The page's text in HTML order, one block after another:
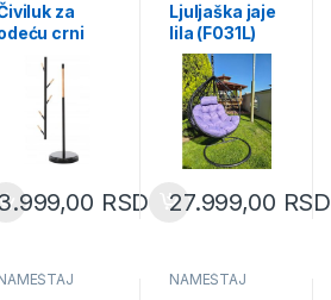
za
crni
drvo 173 cm
(LOF5332)
RSD
Ljuljaška jaje
lila (F031L)
27.999,00 RSD
NAMEŠTAJ